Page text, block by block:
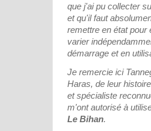
que j'ai pu collecter
et qu'il faut
remettre en état pour
varier
démarrage et en
Je remercie ici
Haras, de leur
et spécialiste
m'ont autorisé à
Le Bihan.